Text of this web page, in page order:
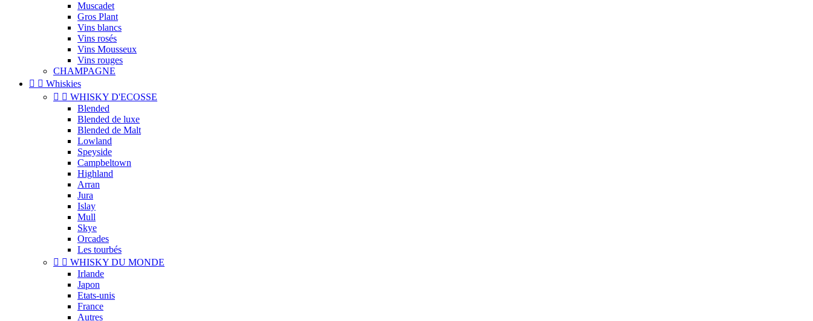
Muscadet
Gros Plant
Vins blancs
Vins rosés
Vins Mousseux
Vins rouges
CHAMPAGNE
  Whiskies
  WHISKY D'ECOSSE
Blended
Blended de luxe
Blended de Malt
Lowland
Speyside
Campbeltown
Highland
Arran
Jura
Islay
Mull
Skye
Orcades
Les tourbés
  WHISKY DU MONDE
Irlande
Japon
Etats-unis
France
Autres